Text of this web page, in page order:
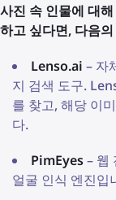
사진 속 인물에 대
하고 싶다면, 다음
Lenso.ai – 자
지 검색 도구.
를 찾고, 해당 이
다.
PimEyes– 웹
얼굴 인식 엔진입